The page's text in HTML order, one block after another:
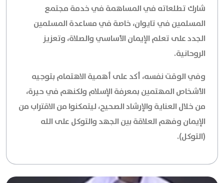
شارك تطلعاته في المساهمة في خدمة مجتمع
المسلمين في تايوان، خاصة في مساعدة المسلمين
الجدد على تعلم الإيمان الأساسي والصلاة، وتعزيز
الروحانية.
وفي الوقت نفسه، أكد على أهمية الاهتمام بتوجيه
الأشخاص المهتمين بمعرفة الإسلام ولكنهم في حيرة،
من خلال العناية والإرشاد الصحيح، ليتمكنوا من الاقتراب من
الإيمان وفهم العلاقة بين الجهد والتوكل على الله
(التوكل).